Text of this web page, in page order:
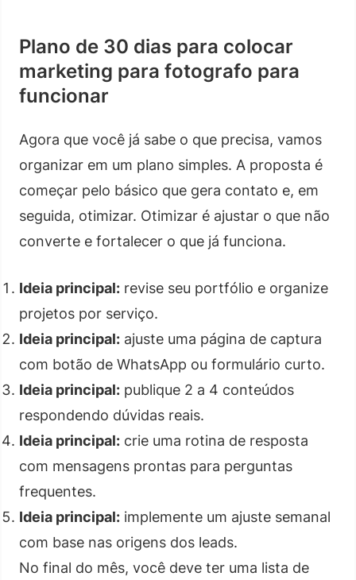
Plano de 30 dias para colocar
marketing para fotografo para
funcionar
Agora que você já sabe o que precisa, vamos
organizar em um plano simples. A proposta é
começar pelo básico que gera contato e, em
seguida, otimizar. Otimizar é ajustar o que não
converte e fortalecer o que já funciona.
Ideia principal: revise seu portfólio e organize
projetos por serviço.
Ideia principal: ajuste uma página de captura
com botão de WhatsApp ou formulário curto.
Ideia principal: publique 2 a 4 conteúdos
respondendo dúvidas reais.
Ideia principal: crie uma rotina de resposta
com mensagens prontas para perguntas
frequentes.
Ideia principal: implemente um ajuste semanal
com base nas origens dos leads.
No final do mês, você deve ter uma lista de